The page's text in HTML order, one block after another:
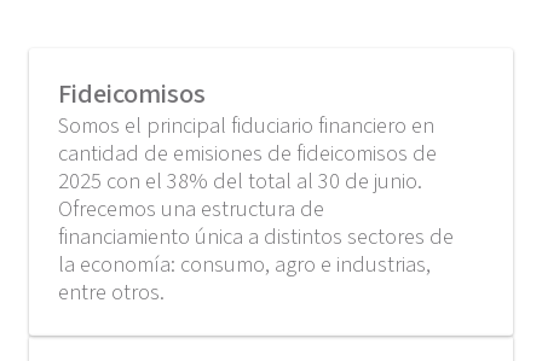
Fideicomisos
Somos el principal fiduciario financiero en
cantidad de emisiones de fideicomisos de
2025 con el 38% del total al 30 de junio.
Ofrecemos una estructura de
financiamiento única a distintos sectores de
la economía: consumo, agro e industrias,
entre otros.